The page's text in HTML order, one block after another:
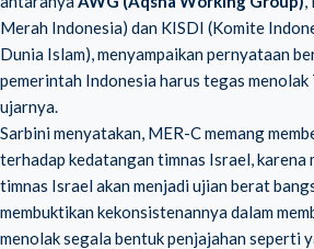
Merah Indonesia) dan KISDI (Komite
Dunia Islam), menyampaikan pernyataan
pemerintah Indonesia harus tegas menolak
ujarnya.
Sarbini menyatakan, MER-C memang
terhadap kedatangan timnas Israel, karena
timnas Israel akan menjadi ujian berat
membuktikan kekonsistenannya dalam
menolak segala bentuk penjajahan seperti